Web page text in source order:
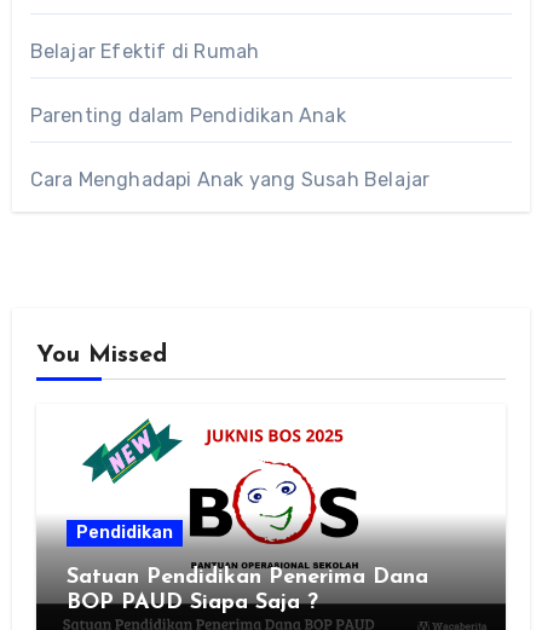
Belajar Efektif di Rumah
Parenting dalam Pendidikan Anak
Cara Menghadapi Anak yang Susah Belajar
You Missed
Pendidikan
Satuan Pendidikan Penerima Dana
BOP PAUD Siapa Saja ?